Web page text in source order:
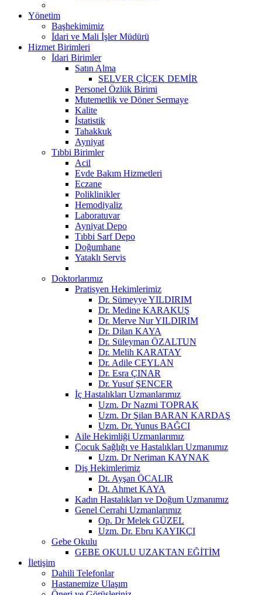
Yönetim
Başhekimimiz
İdari ve Mali İşler Müdürü
Hizmet Birimleri
İdari Birimler
Satın Alma
SELVER ÇİÇEK DEMİR
Personel Özlük Birimi
Mutemetlik ve Döner Sermaye
Kalite
İstatistik
Tahakkuk
Ayniyat
Tıbbi Birimler
Acil
Evde Bakım Hizmetleri
Eczane
Poliklinikler
Hemodiyaliz
Laboratuvar
Ayniyat Depo
Tıbbi Sarf Depo
Doğumhane
Yataklı Servis
Doktorlarımız
Pratisyen Hekimlerimiz
Dr. Sümeyye YILDIRIM
Dr. Medine KARAKUŞ
Dr. Merve Nur YILDIRIM
Dr. Dilan KAYA
Dr. Süleyman ÖZALTUN
Dr. Melih KARATAY
Dr. Adile CEYLAN
Dr. Esra ÇINAR
Dr. Yusuf ŞENCER
İç Hastalıkları Uzmanlarımız
Uzm. Dr Nazmi TOPRAK
Uzm. Dr Şilan BARAN KARDAŞ
Uzm. Dr. Yunus BAĞCI
Aile Hekimliği Uzmanlarımız
Çocuk Sağlığı ve Hastalıkları Uzmanımız
Uzm. Dr Neriman KAYNAK
Diş Hekimlerimiz
Dt. Ayşan ÖCALIR
Dt. Ahmet KAYA
Kadın Hastalıkları ve Doğum Uzmanımız
Genel Cerrahi Uzmanlarımız
Op. Dr Melek GÜZEL
Uzm. Dr. Ebru KAYIKÇI
Gebe Okulu
GEBE OKULU UZAKTAN EĞİTİM
İletişim
Dahili Telefonlar
Hastanemize Ulaşım